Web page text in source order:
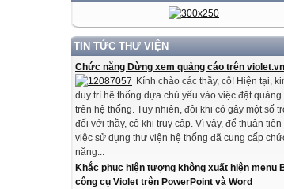
TIN TỨC THƯ VIỆN
Chức năng Dừng xem quảng cáo trên violet.vn
Kính chào các thầy, cô! Hiện tại,
duy trì hệ thống dựa chủ yếu vào việc đặt quảng
trên hệ thống. Tuy nhiên, đôi khi có gây một số
đối với thầy, cô khi truy cập. Vì vậy, để thuận tiện
việc sử dụng thư viện hệ thống đã cung cấp
năng...
Khắc phục hiện tượng không xuất hiện menu
công cụ Violet trên PowerPoint và Word